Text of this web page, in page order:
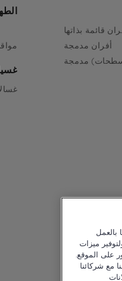
قائمة بذاتها
أفران مدمجة
مدمجة
Cookie
بالعمل
ميزات
على الموقع.
مع شركائنا